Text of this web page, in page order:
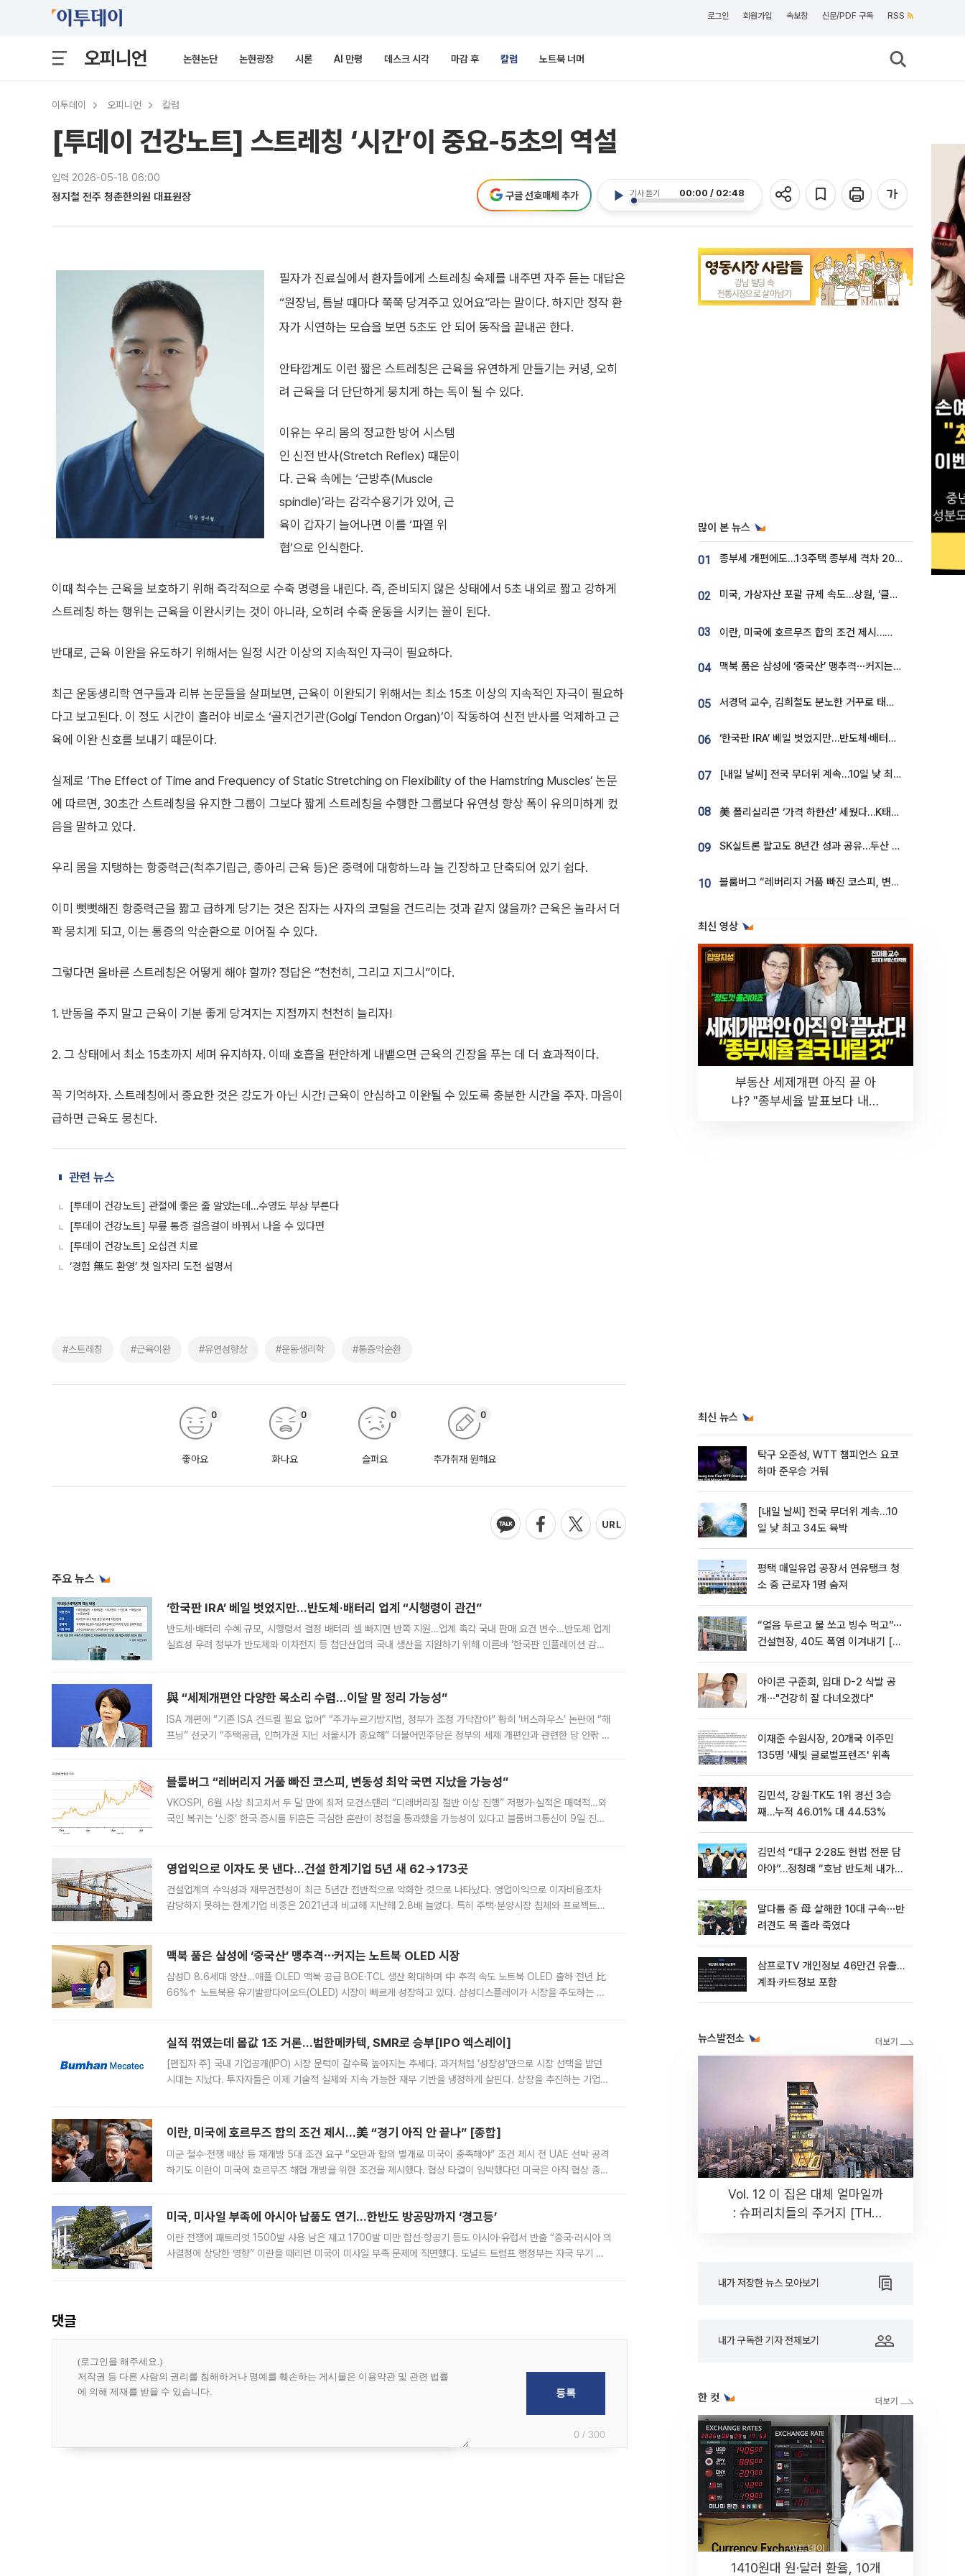
로그인 회원가입 속보창 신문/PDF 구독 RSS
오피니언 논현논단 논현광장 시론 AI 만평 데스크 시각 마감 후 칼럼 노트북 너머
이투데이 오피니언 칼럼
[투데이 건강노트] 스트레칭 ‘시간’이 중요-5초의 역설
입력 2026-05-18 06:00
정지철 전주 청춘한의원 대표원장 기사 듣기 00:00 / 02:48
구글 선호매체 추가
필자가 진료실에서 환자들에게 스트레칭 숙제를 내주면 자주 듣는 대답은
“원장님, 틈날 때마다 쭉쭉 당겨주고 있어요”라는 말이다. 하지만 정작 환
자가 시연하는 모습을 보면 5초도 안 되어 동작을 끝내곤 한다.
안타깝게도 이런 짧은 스트레칭은 근육을 유연하게 만들기는 커녕, 오히
려 근육을 더 단단하게 뭉치게 하는 독이 될 수 있다.
이유는 우리 몸의 정교한 방어 시스템
인 신전 반사(Stretch Reflex) 때문이
다. 근육 속에는 ‘근방추(Muscle
spindle)’라는 감각수용기가 있어, 근
육이 갑자기 늘어나면 이를 ‘파열 위
협’으로 인식한다.
이때 척수는 근육을 보호하기 위해 즉각적으로 수축 명령을 내린다. 즉, 준비되지 않은 상태에서 5초 내외로 짧고 강하게
스트레칭 하는 행위는 근육을 이완시키는 것이 아니라, 오히려 수축 운동을 시키는 꼴이 된다.
반대로, 근육 이완을 유도하기 위해서는 일정 시간 이상의 지속적인 자극이 필요하다.
최근 운동생리학 연구들과 리뷰 논문들을 살펴보면, 근육이 이완되기 위해서는 최소 15초 이상의 지속적인 자극이 필요하
다고 보고된다. 이 정도 시간이 흘러야 비로소 ‘골지건기관(Golgi Tendon Organ)’이 작동하여 신전 반사를 억제하고 근
육에 이완 신호를 보내기 때문이다.
실제로 ‘The Effect of Time and Frequency of Static Stretching on Flexibility of the Hamstring Muscles’ 논문
에 따르면, 30초간 스트레칭을 유지한 그룹이 그보다 짧게 스트레칭을 수행한 그룹보다 유연성 향상 폭이 유의미하게 컸
음을 말하고 있다.
우리 몸을 지탱하는 항중력근(척추기립근, 종아리 근육 등)은 중력에 대항하느라 늘 긴장하고 단축되어 있기 쉽다.
이미 뻣뻣해진 항중력근을 짧고 급하게 당기는 것은 잠자는 사자의 코털을 건드리는 것과 같지 않을까? 근육은 놀라서 더
꽉 뭉치게 되고, 이는 통증의 악순환으로 이어질 수 있다.
그렇다면 올바른 스트레칭은 어떻게 해야 할까? 정답은 “천천히, 그리고 지그시”이다.
1. 반동을 주지 말고 근육이 기분 좋게 당겨지는 지점까지 천천히 늘리자!
2. 그 상태에서 최소 15초까지 세며 유지하자. 이때 호흡을 편안하게 내뱉으면 근육의 긴장을 푸는 데 더 효과적이다.
꼭 기억하자. 스트레칭에서 중요한 것은 강도가 아닌 시간! 근육이 안심하고 이완될 수 있도록 충분한 시간을 주자. 마음이
급하면 근육도 뭉친다.
관련 뉴스
[투데이 건강노트] 관절에 좋은 줄 알았는데…수영도 부상 부른다
[투데이 건강노트] 무릎 통증 걸음걸이 바꿔서 나을 수 있다면
[투데이 건강노트] 오십견 치료
‘경험 無도 환영’ 첫 일자리 도전 설명서
#스트레칭 #근육이완 #유연성향상 #운동생리학 #통증악순환
좋아요
0
화나요
0
슬퍼요
0
추가취재 원해요
0
주요 뉴스
‘한국판 IRA’ 베일 벗었지만…반도체·배터리 업계 “시행령이 관건”
반도체·배터리 수혜 규모, 시행령서 결정 배터리 셀 빠지면 반쪽 지원…업계 촉각 국내 판매 요건 변수…반도체 업계
실효성 우려 정부가 반도체와 이차전지 등 첨단산업의 국내 생산을 지원하기 위해 이른바 ‘한국판 인플레이션 감축
與 “세제개편안 다양한 목소리 수렴…이달 말 정리 가능성”
ISA 개편에 “기존 ISA 건드릴 필요 없어” “주가누르기방지법, 정부가 조정 가닥잡아” 황희 ‘버스하우스’ 논란에 “해
프닝” 선긋기 “주택공급, 인허가권 지닌 서울시가 중요해” 더불어민주당은 정부의 세제 개편안과 관련한 당 안팎 의
블룸버그 “레버리지 거품 빠진 코스피, 변동성 최악 국면 지났을 가능성”
VKOSPI, 6월 사상 최고치서 두 달 만에 최저 모건스탠리 “디레버리징 절반 이상 진행” 저평가·실적은 매력적…외
국인 복귀는 ‘신중’ 한국 증시를 뒤흔든 극심한 혼란이 정점을 통과했을 가능성이 있다고 블룸버그통신이 9일 진단
영업익으로 이자도 못 낸다…건설 한계기업 5년 새 62→173곳
건설업계의 수익성과 재무건전성이 최근 5년간 전반적으로 악화한 것으로 나타났다. 영업이익으로 이자비용조차
감당하지 못하는 한계기업 비중은 2021년과 비교해 지난해 2.8배 늘었다. 특히 주택·분양시장 침체와 프로젝트파
맥북 품은 삼성에 ‘중국산’ 맹추격⋯커지는 노트북 OLED 시장
삼성D 8.6세대 양산…애플 OLED 맥북 공급 BOE·TCL 생산 확대하며 中 추격 속도 노트북 OLED 출하 전년 比
66%↑ 노트북용 유기발광다이오드(OLED) 시장이 빠르게 성장하고 있다. 삼성디스플레이가 시장을 주도하는 가
실적 꺾였는데 몸값 1조 거론…범한메카텍, SMR로 승부[IPO 엑스레이]
[편집자 주] 국내 기업공개(IPO) 시장 문턱이 갈수록 높아지는 추세다. 과거처럼 ‘성장성’만으로 시장 선택을 받던
시대는 지났다. 투자자들은 이제 기술적 실체와 지속 가능한 재무 기반을 냉정하게 살핀다. 상장을 추진하는 기업들
이란, 미국에 호르무즈 합의 조건 제시…美 “경기 아직 안 끝나” [종합]
미군 철수·전쟁 배상 등 재개방 5대 조건 요구 “오만과 합의 별개로 미국이 충족해야” 조건 제시 전 UAE 선박 공격
하기도 이란이 미국에 호르무즈 해협 개방을 위한 조건을 제시했다. 협상 타결이 임박했다던 미국은 아직 협상 중이
미국, 미사일 부족에 아시아 납품도 연기…한반도 방공망까지 ‘경고등’
이란 전쟁에 패트리엇 1500발 사용 남은 재고 1700발 미만 함선·항공기 등도 아시아·유럽서 반출 “중국·러시아 의
사결정에 상당한 영향” 이란을 때리던 미국이 미사일 부족 문제에 직면했다. 도널드 트럼프 행정부는 자국 무기 공
댓글
0 / 300
많이 본 뉴스
01 종부세 개편에도…1·3주택 종부세 격차 2028년부터 확대
02 미국, 가상자산 포괄 규제 속도…상원, ‘클래리티법’ 9월 절차투표 추진
03 이란, 미국에 호르무즈 합의 조건 제시…美 “경기 아직 안 끝나” [종합]
04 맥북 품은 삼성에 ‘중국산’ 맹추격⋯커지는 노트북 OLED 시장
05 서경덕 교수, 김희철도 분노한 거꾸로 태극기⋯"엉터리는 아냐, 아쉬울 뿐"
06 ‘한국판 IRA’ 베일 벗었지만…반도체·배터리 업계 “시행령이 관건”
07 [내일 날씨] 전국 무더위 계속…10일 낮 최고 34도 육박
08 美 폴리실리콘 ‘가격 하한선’ 세웠다…K태양광 수혜 기대
09 SK실트론 팔고도 8년간 성과 공유…두산 인수대금 2.3조가 끝 아냐
10 블룸버그 “레버리지 거품 빠진 코스피, 변동성 최악 국면 지났을 가능성”
최신 영상
부동산 세제개편 아직 끝 아
냐? "종부세율 발표보다 내릴
최신 뉴스
탁구 오준성, WTT 챔피언스 요코
하마 준우승 거둬
[내일 날씨] 전국 무더위 계속…10
일 낮 최고 34도 육박
평택 매일유업 공장서 연유탱크 청
소 중 근로자 1명 숨져
“얼음 두르고 물 쏘고 빙수 먹고”⋯
건설현장, 40도 폭염 이겨내기 [르
아이콘 구준회, 입대 D-2 삭발 공
개⋯"건강히 잘 다녀오겠다"
이재준 수원시장, 20개국 이주민
135명 '새빛 글로벌프렌즈' 위촉
김민석, 강원·TK도 1위 경선 3승
째…누적 46.01% 대 44.53%
김민석 “대구 2·28도 헌법 전문 담
아야”…정청래 “호남 반도체 내가
말다툼 중 母 살해한 10대 구속⋯반
려견도 목 졸라 죽였다
삼프로TV 개인정보 46만건 유출…
계좌·카드정보 포함
뉴스발전소
Vol. 12 이 집은 대체 얼마일까
: 슈퍼리치들의 주거지 [THE
내가 저장한 뉴스 모아보기
내가 구독한 기자 전체보기
한 컷
1410원대 원·달러 환율, 10개